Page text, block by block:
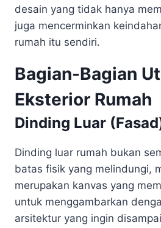
desain yang tidak hanya
juga mencerminkan
rumah itu sendiri.
Bagian-Bagian
Eksterior Rumah
Dinding Luar
Dinding luar rumah bukan
batas fisik yang melindungi,
merupakan kanvas yang
untuk menggambarkan
arsitektur yang ingin